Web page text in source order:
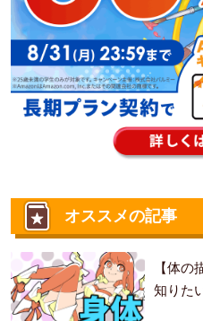
オススメの記事
【体
知りた